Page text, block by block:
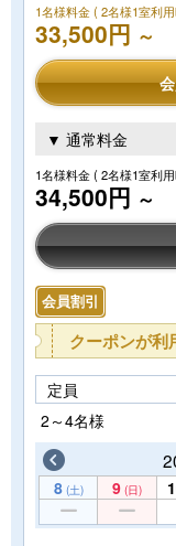
1名様料金( 2名様1室利
33,500円 ～
▼ 通常料金
1名様料金( 2名様1室利
34,500円 ～
会員割引
クーポンが利
定員
2～4名様
8 (土) 9 (日)